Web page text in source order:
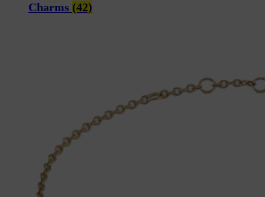
Charms (42)